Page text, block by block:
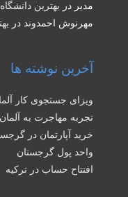
مدیر در بهترین
مهرنوش احمدوند در
آخرین نوشته ها
ویزای جستجوی کار
تجربه مهاجرت به آلمان
خرید آپارتمان در
واحد پول گرجستان
افتتاح حساب در ترکیه